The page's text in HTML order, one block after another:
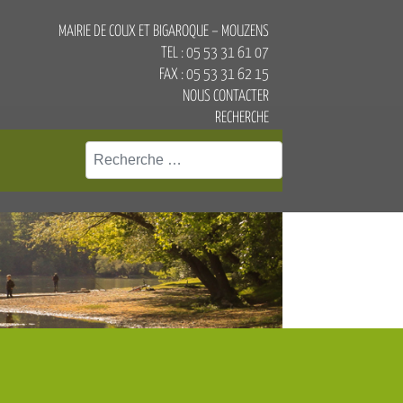
MAIRIE DE COUX ET BIGAROQUE – MOUZENS
TEL : 05 53 31 61 07
FAX : 05 53 31 62 15
NOUS CONTACTER
RECHERCHE
Rechercher